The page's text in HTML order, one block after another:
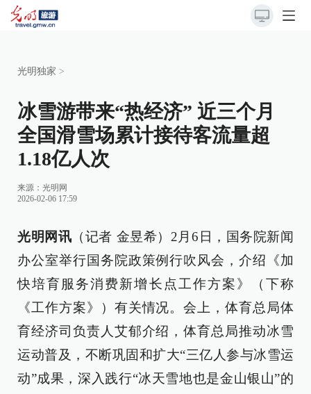
光明独家 >
冰雪游带来“热经济” 近三个月
全国滑雪场累计接待客流量超
1.18亿人次
来源： 光明网
2026-02-06 17:59
光明网讯 （记者 金昱希）2月6日，国务院新闻
办公室举行国务院政策例行吹风会，介绍《加
快培育服务消费新增长点工作方案》（下称
《工作方案》）有关情况。会上，体育总局体
育经济司负责人艾郁介绍，体育总局推动冰雪
运动普及，不断巩固和扩大“三亿人参与冰雪运
动”成果，深入践行“冰天雪地也是金山银山”的